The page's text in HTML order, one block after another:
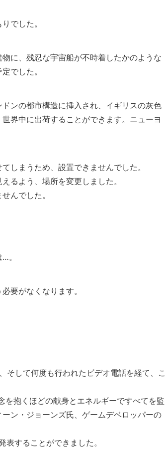
でした。
に、残忍な宇宙船が不時着したかのような
でした。
ンの都市構造に挿入され、イギリスの灰色
界中に出荷することができます。ニューヨ
しまうため、設置できませんでした。
るよう、場所を変更しました。
んでした。
。
要がなくなります。
そして何度も行われたビデオ電話を経て、こ
抱くほどの献身とエネルギーですべてを監
ン・ジョーンズ氏、ゲームデベロッパーの
することができました。